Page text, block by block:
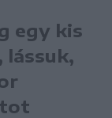
egy kis
lássuk,